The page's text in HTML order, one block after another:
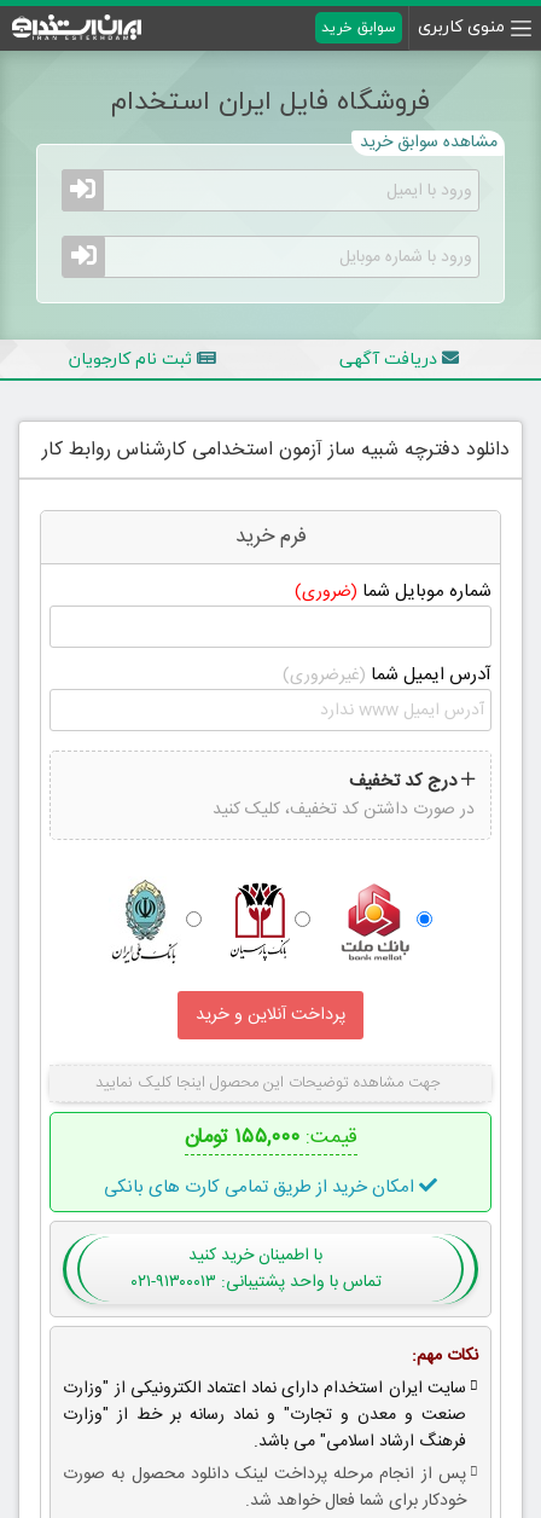
منوی کاربری سوابق خرید
فروشگاه فایل ایران استخدام
مشاهده سوابق خرید
دریافت آگهی ثبت نام کارجویان
دانلود دفترچه شبیه ساز آزمون استخدامی کارشناس روابط کار
فرم خرید
شماره موبایل شما (ضروری)
آدرس ایمیل شما (غیرضروری)
درج کد تخفیف
در صورت داشتن کد تخفیف، کلیک کنید
جهت مشاهده توضیحات این محصول اینجا کلیک نمایید
قیمت:۱۵۵,۰۰۰ تومان
امکان خرید از طریق تمامی کارت های بانکی
با اطمینانخرید کنید
تماس با واحد پشتیبانی: ۹۱۳۰۰۰۱۳-۰۲۱
نکات مهم:
سایت ایران استخدام دارای نماد اعتماد الکترونیکی از "وزارت
صنعت و معدن و تجارت" و نماد رسانه بر خط از "وزارت
فرهنگ ارشاد اسلامی" می باشد.
پس از انجام مرحله پرداخت لینک دانلود محصول به صورت
خودکار برای شما فعال خواهد شد.